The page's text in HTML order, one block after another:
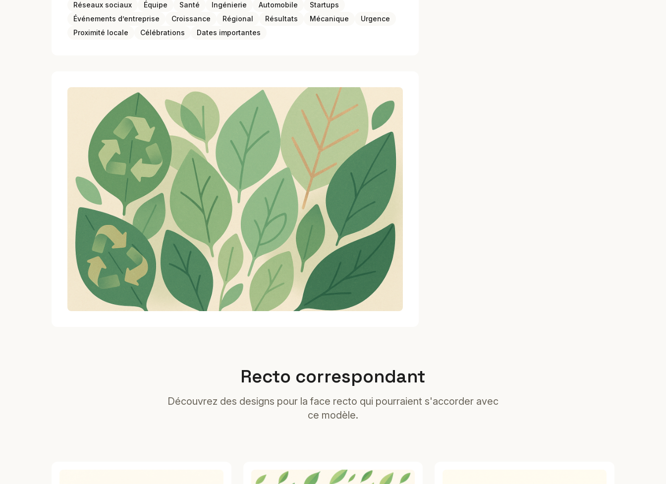
Réseaux sociaux
Équipe Santé Ingénierie Automobile
Startups
Événements d’entreprise
Croissance Régional Résultats Mécanique
Urgence
Proximité locale
Célébrations Dates importantes
Recto correspondant
Découvrez des designs pour la face recto qui pourraient s'accorder avec
ce modèle.